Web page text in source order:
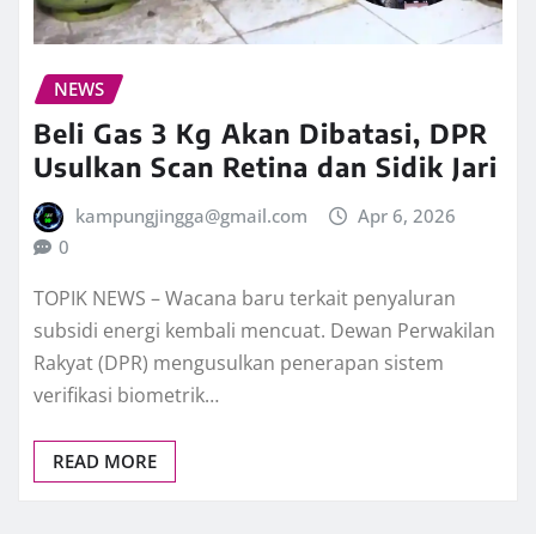
NEWS
Beli Gas 3 Kg Akan Dibatasi, DPR
Usulkan Scan Retina dan Sidik Jari
kampungjingga@gmail.com
Apr 6, 2026
0
TOPIK NEWS – Wacana baru terkait penyaluran
subsidi energi kembali mencuat. Dewan Perwakilan
Rakyat (DPR) mengusulkan penerapan sistem
verifikasi biometrik…
READ MORE